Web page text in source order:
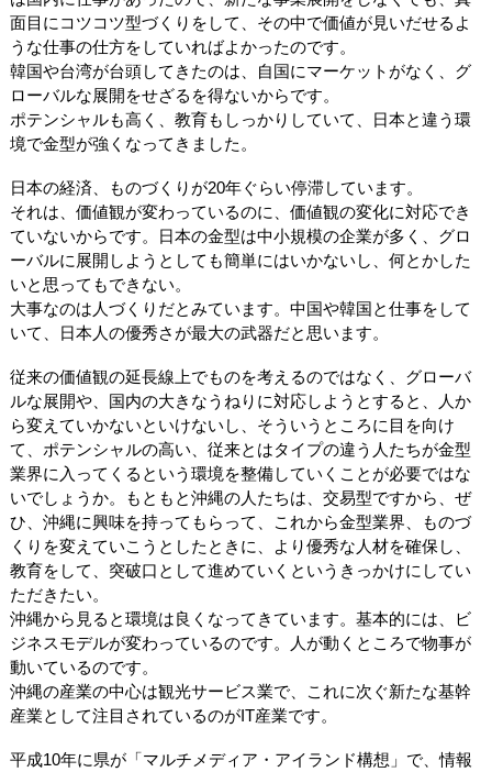
面目にコツコツ型づくりをして、その中で価値が見いだせるよ
うな仕事の仕方をしていればよかったのです。
韓国や台湾が台頭してきたのは、自国にマーケットがなく、グ
ローバルな展開をせざるを得ないからです。
ポテンシャルも高く、教育もしっかりしていて、日本と違う環
境で金型が強くなってきました。
日本の経済、ものづくりが20年ぐらい停滞しています。
それは、価値観が変わっているのに、価値観の変化に対応でき
ていないからです。日本の金型は中小規模の企業が多く、グロ
ーバルに展開しようとしても簡単にはいかないし、何とかした
いと思ってもできない。
大事なのは人づくりだとみています。中国や韓国と仕事をして
いて、日本人の優秀さが最大の武器だと思います。
従来の価値観の延長線上でものを考えるのではなく、グローバ
ルな展開や、国内の大きなうねりに対応しようとすると、人か
ら変えていかないといけないし、そういうところに目を向け
て、ポテンシャルの高い、従来とはタイプの違う人たちが金型
業界に入ってくるという環境を整備していくことが必要ではな
いでしょうか。もともと沖縄の人たちは、交易型ですから、ぜ
ひ、沖縄に興味を持ってもらって、これから金型業界、ものづ
くりを変えていこうとしたときに、より優秀な人材を確保し、
教育をして、突破口として進めていくというきっかけにしてい
ただきたい。
沖縄から見ると環境は良くなってきています。基本的には、ビ
ジネスモデルが変わっているのです。人が動くところで物事が
動いているのです。
沖縄の産業の中心は観光サービス業で、これに次ぐ新たな基幹
産業として注目されているのがIT産業です。
平成10年に県が「マルチメディア・アイランド構想」で、情報